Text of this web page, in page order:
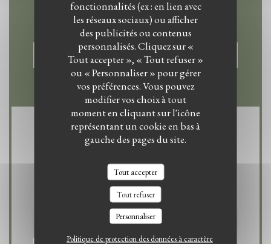
fonctionnalités (ex : en lien avec
les réseaux sociaux) ou afficher
des publicités ou contenus
personnalisés. Cliquez sur «
Tout accepter », « Tout refuser »
ou « Personnaliser » pour gérer
vos préférences. Vous pouvez
modifier vos choix à tout
moment en cliquant sur l'icône
représentant un cookie en bas à
gauche des pages du site.
Tout accepter
Tout refuser
Personnaliser
Politique de protection des données à caractère
RÉSERVER
Newsletter*
personnalisées et des offres marketing par courriel.
S'ABONNER